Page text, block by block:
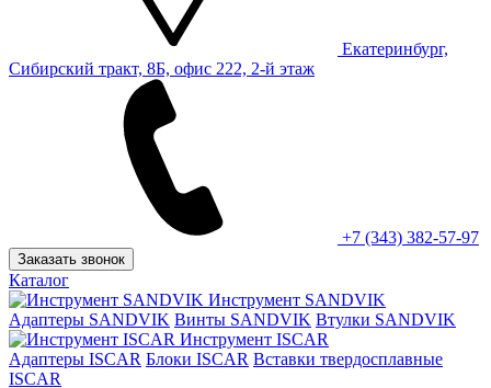
Екатеринбург,
Сибирский тракт, 8Б, офис 222, 2-й этаж
+7 (343) 382-57-97
Заказать звонок
Каталог
Инструмент SANDVIK
Адаптеры SANDVIK Винты SANDVIK Втулки SANDVIK
Инструмент ISCAR
Адаптеры ISCAR Блоки ISCAR Вставки твердосплавные
ISCAR